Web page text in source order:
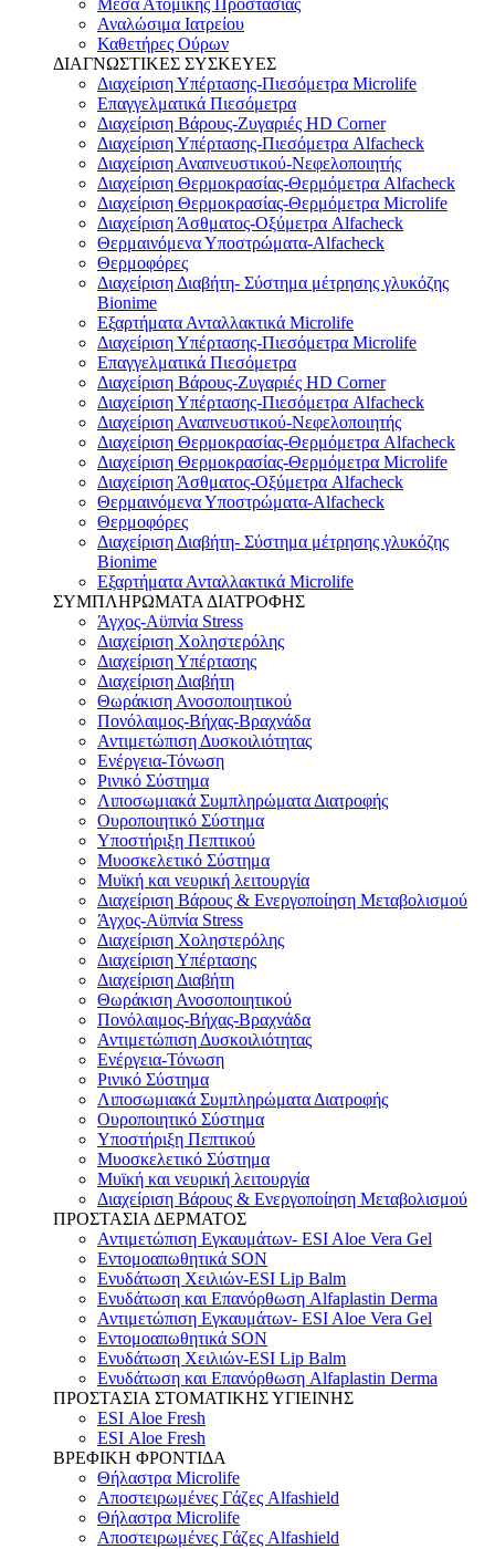
Μέσα Ατομικής Προστασίας
Αναλώσιμα Ιατρείου
Καθετήρες Ούρων
ΔΙΑΓΝΩΣΤΙΚΕΣ ΣΥΣΚΕΥΕΣ
Διαχείριση Υπέρτασης-Πιεσόμετρα Microlife
Επαγγελματικά Πιεσόμετρα
Διαχείριση Βάρους-Ζυγαριές HD Corner
Διαχείριση Υπέρτασης-Πιεσόμετρα Alfacheck
Διαχείριση Αναπνευστικού-Νεφελοποιητής
Διαχείριση Θερμοκρασίας-Θερμόμετρα Alfacheck
Διαχείριση Θερμοκρασίας-Θερμόμετρα Microlife
Διαχείριση Άσθματος-Οξύμετρα Alfacheck
Θερμαινόμενα Υποστρώματα-Alfacheck
Θερμοφόρες
Διαχείριση Διαβήτη- Σύστημα μέτρησης γλυκόζης
Bionime
Εξαρτήματα Ανταλλακτικά Microlife
Διαχείριση Υπέρτασης-Πιεσόμετρα Microlife
Επαγγελματικά Πιεσόμετρα
Διαχείριση Βάρους-Ζυγαριές HD Corner
Διαχείριση Υπέρτασης-Πιεσόμετρα Alfacheck
Διαχείριση Αναπνευστικού-Νεφελοποιητής
Διαχείριση Θερμοκρασίας-Θερμόμετρα Alfacheck
Διαχείριση Θερμοκρασίας-Θερμόμετρα Microlife
Διαχείριση Άσθματος-Οξύμετρα Alfacheck
Θερμαινόμενα Υποστρώματα-Alfacheck
Θερμοφόρες
Διαχείριση Διαβήτη- Σύστημα μέτρησης γλυκόζης
Bionime
Εξαρτήματα Ανταλλακτικά Microlife
ΣΥΜΠΛΗΡΩΜΑΤΑ ΔΙΑΤΡΟΦΗΣ
Άγχος-Αϋπνία Stress
Διαχείριση Χοληστερόλης
Διαχείριση Υπέρτασης
Διαχείριση Διαβήτη
Θωράκιση Ανοσοποιητικού
Πονόλαιμος-Βήχας-Βραχνάδα
Αντιμετώπιση Δυσκοιλιότητας
Eνέργεια-Τόνωση
Ρινικό Σύστημα
Λιποσωμιακά Συμπληρώματα Διατροφής
Ουροποιητικό Σύστημα
Υποστήριξη Πεπτικού
Μυοσκελετικό Σύστημα
Μυϊκή και νευρική λειτουργία
Διαχείριση Βάρους & Ενεργοποίηση Μεταβολισμού
Άγχος-Αϋπνία Stress
Διαχείριση Χοληστερόλης
Διαχείριση Υπέρτασης
Διαχείριση Διαβήτη
Θωράκιση Ανοσοποιητικού
Πονόλαιμος-Βήχας-Βραχνάδα
Αντιμετώπιση Δυσκοιλιότητας
Eνέργεια-Τόνωση
Ρινικό Σύστημα
Λιποσωμιακά Συμπληρώματα Διατροφής
Ουροποιητικό Σύστημα
Υποστήριξη Πεπτικού
Μυοσκελετικό Σύστημα
Μυϊκή και νευρική λειτουργία
Διαχείριση Βάρους & Ενεργοποίηση Μεταβολισμού
ΠΡΟΣΤΑΣΙΑ ΔΕΡΜΑΤΟΣ
Αντιμετώπιση Εγκαυμάτων- ESI Aloe Vera Gel
Εντομοαπωθητικά SON
Ενυδάτωση Χειλιών-ESI Lip Balm
Ενυδάτωση και Επανόρθωση Alfaplastin Derma
Αντιμετώπιση Εγκαυμάτων- ESI Aloe Vera Gel
Εντομοαπωθητικά SON
Ενυδάτωση Χειλιών-ESI Lip Balm
Ενυδάτωση και Επανόρθωση Alfaplastin Derma
ΠΡΟΣΤΑΣΙΑ ΣΤΟΜΑΤΙΚΗΣ ΥΓΙΕΙΝΗΣ
ESI Αloe Fresh
ESI Αloe Fresh
ΒΡΕΦΙΚΗ ΦΡΟΝΤΙΔΑ
Θήλαστρα Microlife
Αποστειρωμένες Γάζες Alfashield
Θήλαστρα Microlife
Αποστειρωμένες Γάζες Alfashield